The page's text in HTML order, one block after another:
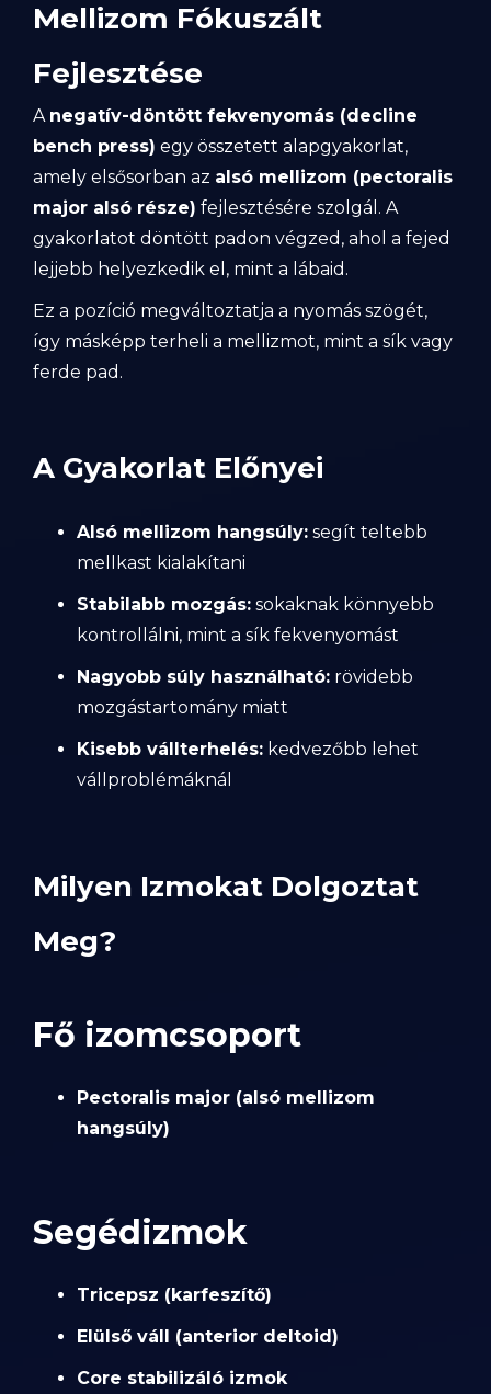
Mellizom Fókuszált
Fejlesztése
A negatív-döntött fekvenyomás (decline
bench press) egy összetett alapgyakorlat,
amely elsősorban az alsó mellizom (pectoralis
major alsó része) fejlesztésére szolgál. A
gyakorlatot döntött padon végzed, ahol a fejed
lejjebb helyezkedik el, mint a lábaid.
Ez a pozíció megváltoztatja a nyomás szögét,
így másképp terheli a mellizmot, mint a sík vagy
ferde pad.
A Gyakorlat Előnyei
Alsó mellizom hangsúly: segít teltebb
mellkast kialakítani
Stabilabb mozgás: sokaknak könnyebb
kontrollálni, mint a sík fekvenyomást
Nagyobb súly használható: rövidebb
mozgástartomány miatt
Kisebb vállterhelés: kedvezőbb lehet
vállproblémáknál
Milyen Izmokat Dolgoztat
Meg?
Fő izomcsoport
Pectoralis major (alsó mellizom
hangsúly)
Segédizmok
Tricepsz (karfeszítő)
Elülső váll (anterior deltoid)
Core stabilizáló izmok